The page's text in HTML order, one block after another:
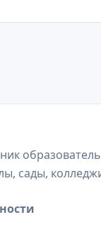
сады,